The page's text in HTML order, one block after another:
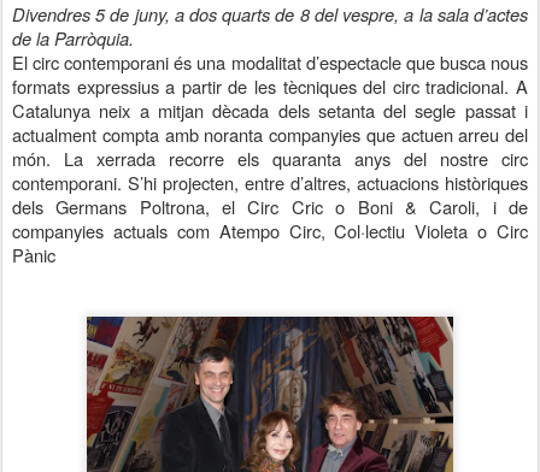
Divendres 5 de juny, a dos quarts de 8 del vespre, a la sala d’actes
de la Parròquia.
El circ contemporani és una modalitat d’espectacle que busca nous
formats expressius a partir de les tècniquesdel circtradicional. A
Catalunya neix a mitjan dècada dels setanta del segle passat i
actualment compta amb noranta companyies que actuen arreu del
món. La xerrada recorre els quaranta anys del nostre circ
contemporani. S’hi projecten, entre d’altres, actuacions històriques
dels Germans Poltrona, el Circ Cric o Boni & Caroli, i de
companyies actuals com Atempo Circ, Col·lectiu Violeta o Circ
Pànic